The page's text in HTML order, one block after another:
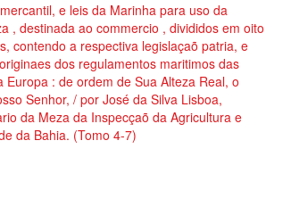
e leis da Marinha para uso da
, destinada ao commercio , divididos em oito
contendo a respectiva legislaçaõ patria, e
dos regulamentos maritimos das
Europa : de ordem de Sua Alteza Real, o
Senhor, / por José da Silva Lisboa,
da Meza da Inspecçaõ da Agricultura e
da Bahia. (Tomo 4-7)